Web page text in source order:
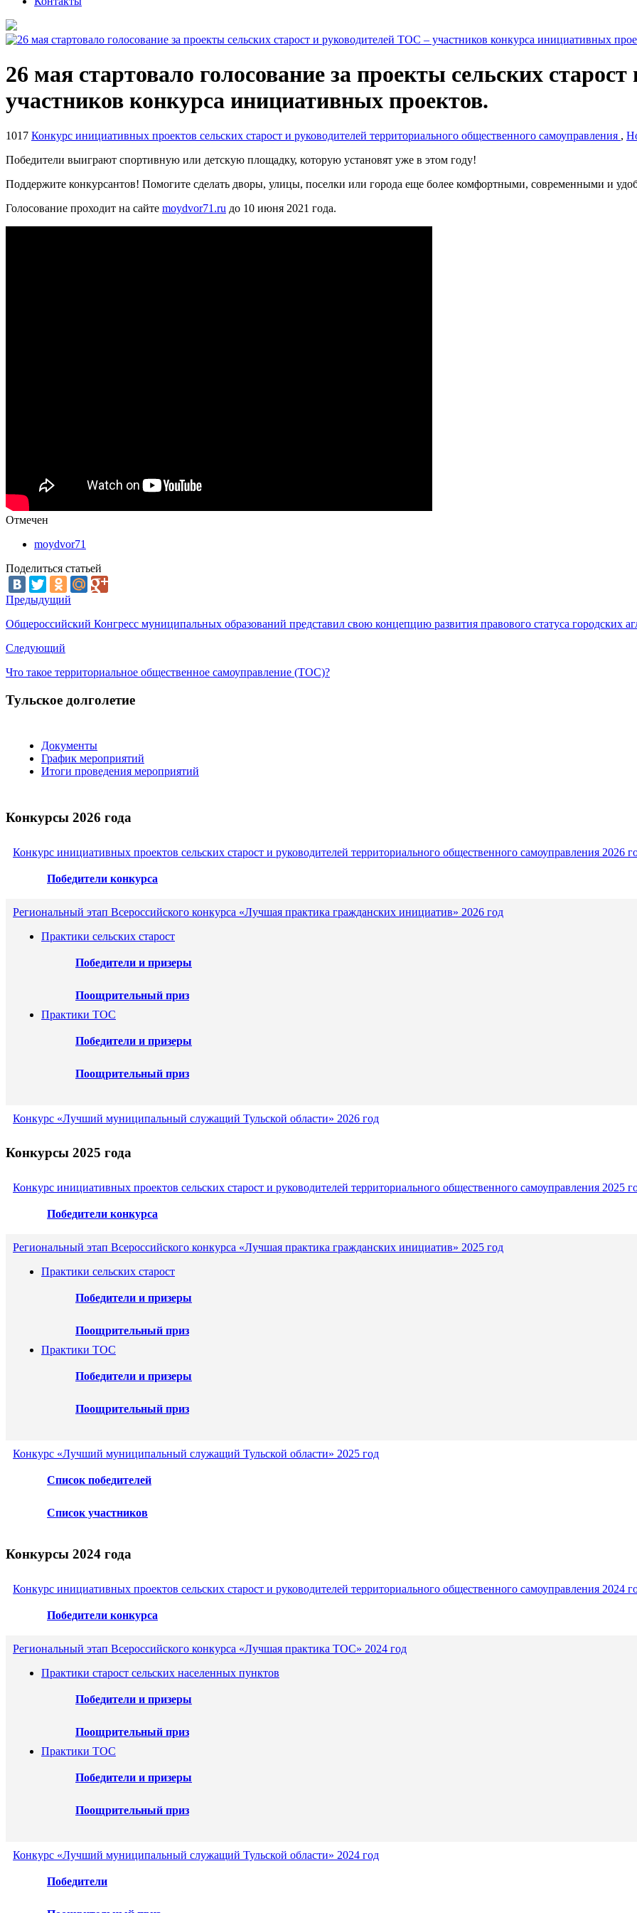
26 мая стартовало голосование за проекты сельских
участников конкурса инициативных проектов.
1017 Конкурс инициативных проектов сельских старост и руководителей территориального общественного самоуправления ,
Победители выиграют спортивную или детскую площадку, которую установят уже в этом году!
Поддержите конкурсантов! Помогите сделать дворы, улицы, поселки или города еще более комфортными, современными и
Голосование проходит на сайте moydvor71.ru до 10 июня 2021 года.
Отмечен
moydvor71
Поделиться статьей
Предыдущий
Общероссийский Конгресс муниципальных образований представил свою концепцию развития правового статуса городских
Следующий
Что такое территориальное общественное самоуправление (ТОС)?
Тульское долголетие
Документы
График мероприятий
Итоги проведения мероприятий
Конкурсы 2026 года
Конкурс инициативных проектов сельских старост и руководителей территориального общественного самоуправления 2026
Победители конкурса
Региональный этап Всероссийского конкурса «Лучшая практика гражданских инициатив» 2026 год
Практики сельских старост
Победители и призеры
Поощрительный приз
Практики ТОС
Победители и призеры
Поощрительный приз
Конкурс «Лучший муниципальный служащий Тульской области» 2026 год
Конкурсы 2025 года
Конкурс инициативных проектов сельских старост и руководителей территориального общественного самоуправления 2025
Победители конкурса
Региональный этап Всероссийского конкурса «Лучшая практика гражданских инициатив» 2025 год
Практики сельских старост
Победители и призеры
Поощрительный приз
Практики ТОС
Победители и призеры
Поощрительный приз
Конкурс «Лучший муниципальный служащий Тульской области» 2025 год
Список победителей
Список участников
Конкурсы 2024 года
Конкурс инициативных проектов сельских старост и руководителей территориального общественного самоуправления 2024
Победители конкурса
Региональный этап Всероссийского конкурса «Лучшая практика ТОС» 2024 год
Практики старост сельских населенных пунктов
Победители и призеры
Поощрительный приз
Практики ТОС
Победители и призеры
Поощрительный приз
Конкурс «Лучший муниципальный служащий Тульской области» 2024 год
Победители